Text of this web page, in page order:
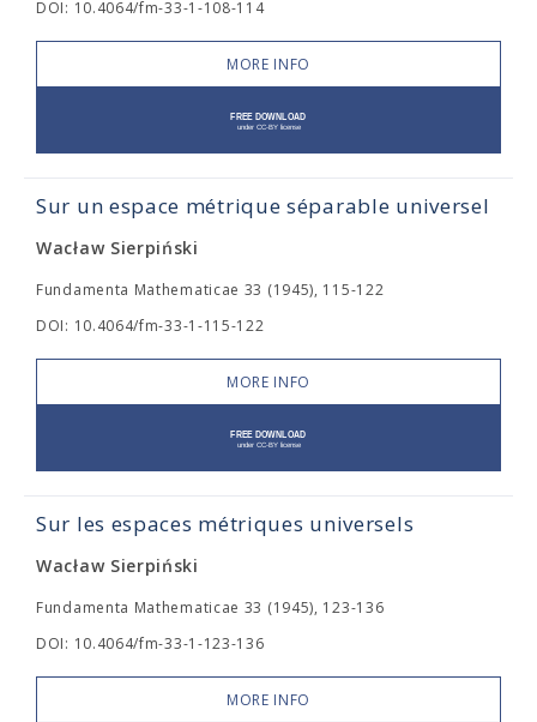
DOI: 10.4064/fm-33-1-108-114
MORE INFO
Sur un espace métrique séparable universel
Wacław Sierpiński
Fundamenta Mathematicae 33 (1945), 115-122
DOI: 10.4064/fm-33-1-115-122
MORE INFO
Sur les espaces métriques universels
Wacław Sierpiński
Fundamenta Mathematicae 33 (1945), 123-136
DOI: 10.4064/fm-33-1-123-136
MORE INFO